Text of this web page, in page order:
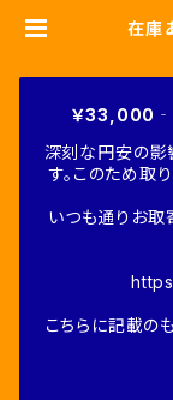
在庫
￥33,000‐
深刻な円安の影
す。このため取
いつも通りお
こちらに記載の